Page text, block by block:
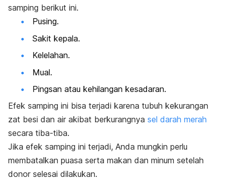
samping berikut ini.
Pusing.
Sakit kepala.
Kelelahan.
Mual.
Pingsan atau kehilangan kesadaran.
Efek samping ini bisa terjadi karena tubuh kekurangan
zat besi dan air akibat berkurangnya sel darah merah
secara tiba-tiba.
Jika efek samping ini terjadi, Anda mungkin perlu
membatalkan puasa serta makan dan minum setelah
donor selesai dilakukan.